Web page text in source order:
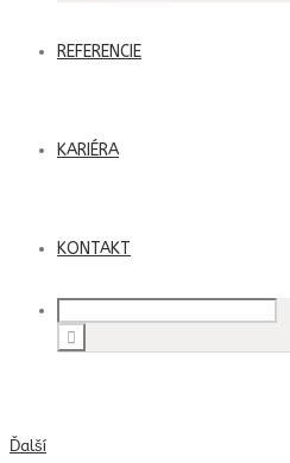
REFERENCIE
KARIÉRA
KONTAKT
Ďalší